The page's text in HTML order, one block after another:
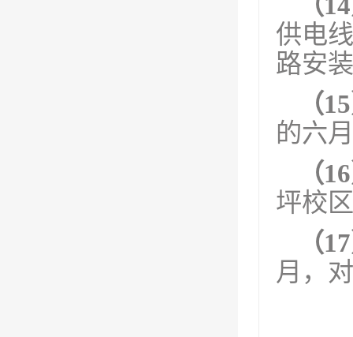
供电
路安
（
的六
（
坪校
（
月，